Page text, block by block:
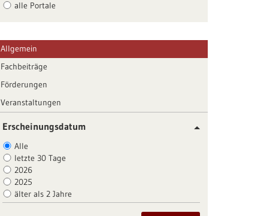
alle Portale
Allgemein
Fachbeiträge
Förderungen
Veranstaltungen
Erscheinungsdatum
Alle
letzte 30 Tage
2026
2025
älter als 2 Jahre